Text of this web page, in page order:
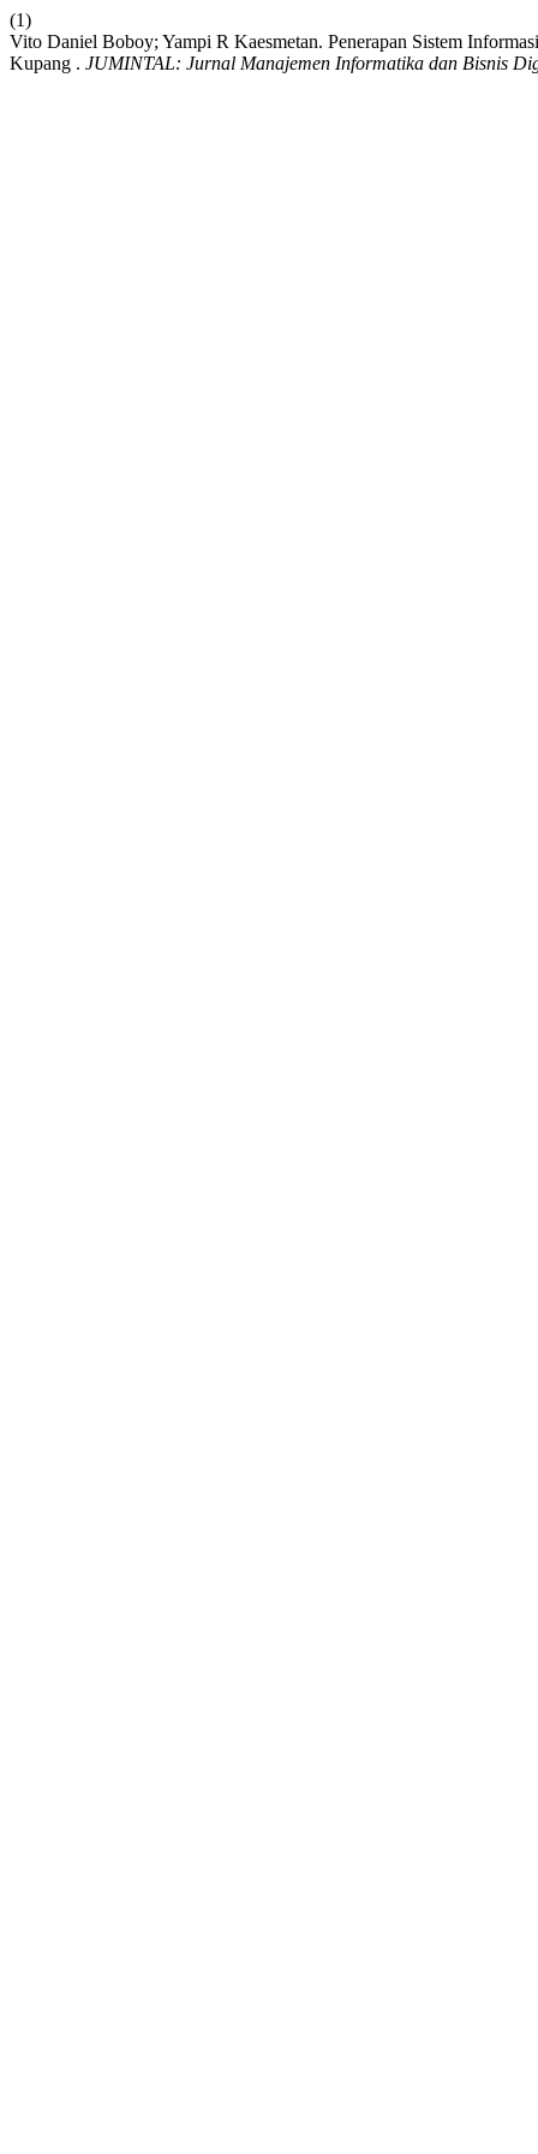
(1)
Vito Daniel Boboy; Yampi R Kaesmetan. Penerapan Sistem
Kupang . JUMINTAL: Jurnal Manajemen Informatika dan Bisnis